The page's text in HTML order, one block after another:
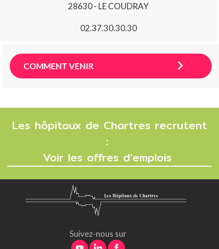
28630 - LE COUDRAY
02.37.30.30.30
COMMENT VENIR
Les hôpitaux de Chartres recrutent
:
Voir les offres d’emplois
Suivez-nous sur